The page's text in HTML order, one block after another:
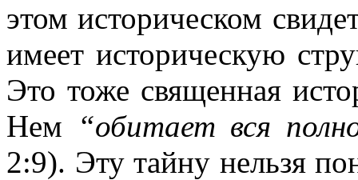
этом историческом
имеет историческую
Это тоже священная
Нем “обитает вся
2:9). Эту тайну нельзя